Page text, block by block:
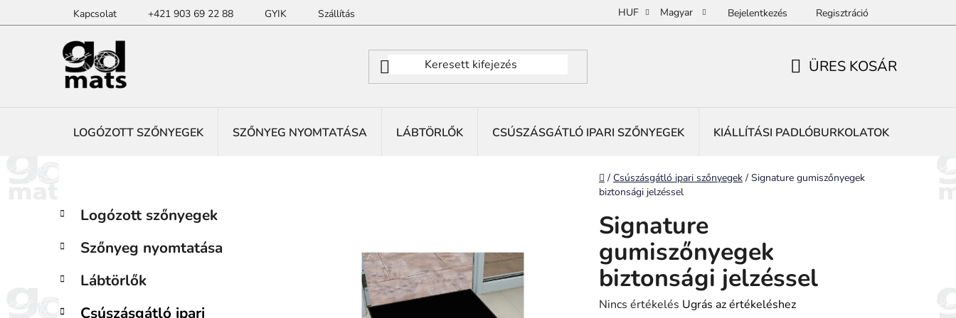
a
Kapcsolat +421 903 69 22 88 GYIK Szállítás HUF Magyar Bejelentkezés Regisztráció
ÜRES KOSÁR
LOGÓZOTT SZŐNYEGEK SZŐNYEG NYOMTATÁSA LÁBTÖRLŐK CSÚSZÁSGÁTLÓ IPARI SZŐNYEGEK KIÁLLÍTÁSI PADLÓBURKOLATOK
Kezdőlap
/ Csúszásgátló ipari szőnyegek / Signature gumiszőnyegek
biztonsági jelzéssel
O
d
l
Kategóriák
átugrása
K
a
e
ó
Logózott szőnyegek
Szőnyeg nyomtatása
Lábtörlők
Csúszásgátló ipari
Signature
gumiszőnyegek
biztonsági jelzéssel
A
Nincs értékelés Ugrás az értékeléshez